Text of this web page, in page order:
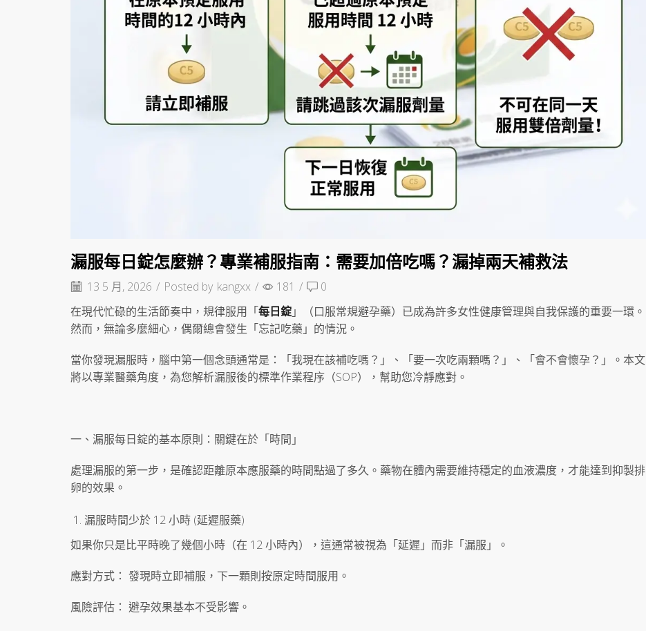
漏服每日錠怎麼辦？專業補服指南：需要加倍吃嗎？漏掉兩天補救法
13 5 月, 2026 / Posted by kangxx / 181 /
0
在現代忙碌的生活節奏中，規律服用「每日錠」（口服常規避孕藥）已成為許多女性健康管理與自我保護的重要一環。
然而，無論多麼細心，偶爾總會發生「忘記吃藥」的情況。
當你發現漏服時，腦中第一個念頭通常是：「我現在該補吃嗎？」、「要一次吃兩顆嗎？」、「會不會懷孕？」。本文
將以專業醫藥角度，為您解析漏服後的標準作業程序（SOP），幫助您冷靜應對。
一、漏服每日錠的基本原則：關鍵在於「時間」
處理漏服的第一步，是確認距離原本應服藥的時間點過了多久。藥物在體內需要維持穩定的血液濃度，才能達到抑製排
卵的效果。
漏服時間少於 12 小時 (延遲服藥)
如果你只是比平時晚了幾個小時（在 12 小時內），這通常被視為「延遲」而非「漏服」。
應對方式： 發現時立即補服，下一顆則按原定時間服用。
風險評估： 避孕效果基本不受影響。